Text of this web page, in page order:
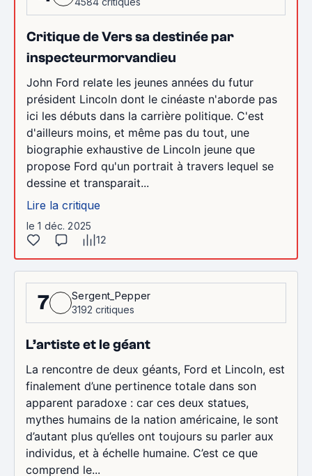
Critique de Vers sa destinée par
inspecteurmorvandieu
John Ford relate les jeunes années du futur
président Lincoln dont le cinéaste n'aborde pas
ici les débuts dans la carrière politique. C'est
d'ailleurs moins, et même pas du tout, une
biographie exhaustive de Lincoln jeune que
propose Ford qu'un portrait à travers lequel se
dessine et transparait...
Lire la critique
le 1 déc. 2025
12
7
Sergent_Pepper
3192 critiques
L’artiste et le géant
La rencontre de deux géants, Ford et Lincoln, est
finalement d’une pertinence totale dans son
apparent paradoxe : car ces deux statues,
mythes humains de la nation américaine, le sont
d’autant plus qu’elles ont toujours su parler aux
individus, et à échelle humaine. C’est ce que
comprend le...